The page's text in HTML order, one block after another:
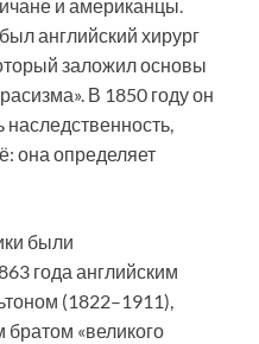
и американцы.
английский хирург
заложил основы
В 1850 году он
наследственность,
она определяет
были
года английским
(1822–1911),
«великого